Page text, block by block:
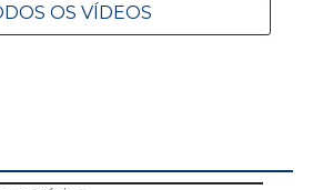
OS VÍDEOS